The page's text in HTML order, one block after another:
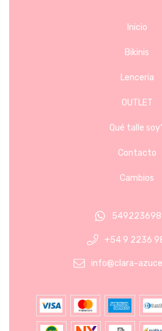
Inicio
Bikinis
Lenceria
OUTLET
Qué talle
Contacto
Cambios
+54 9 2236
info@clara-